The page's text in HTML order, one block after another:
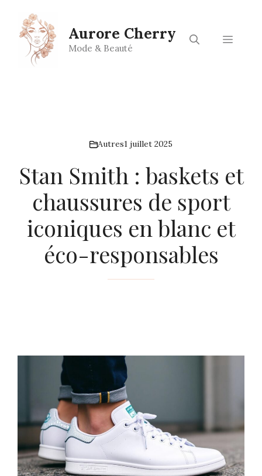
contenu
Aurore Cherry
Mode & Beauté
Menu
Autres1 juillet 2025
Stan Smith : baskets et
chaussures de sport
iconiques en blanc et
éco-responsables